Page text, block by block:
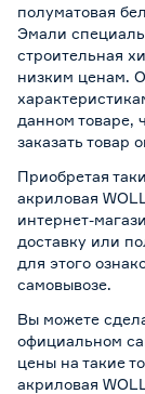
полуматовая
Эмали
строительная
низким ценам.
данном товаре,
заказать товар
Приобретая
акриловая
интернет-
доставку или
для этого
самовывозе.
Вы можете
официальном
цены на такие
акриловая